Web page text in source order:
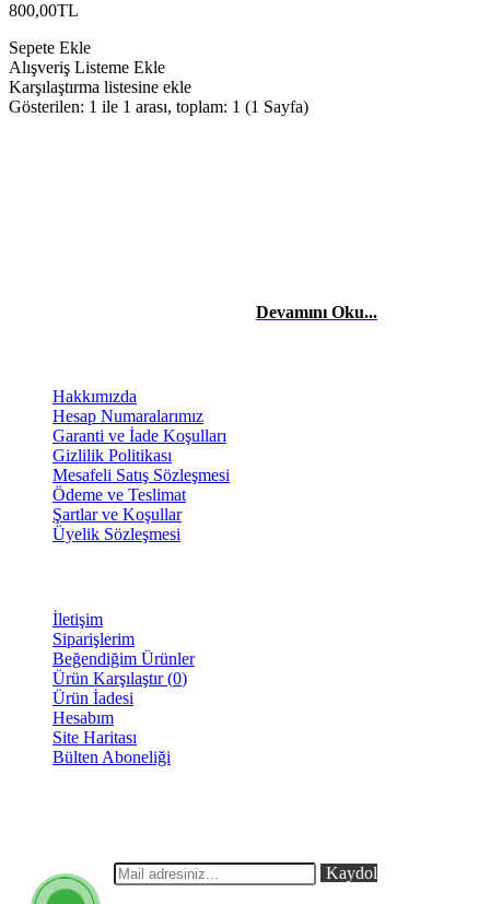
800,00TL
Sepete Ekle
Alışveriş Listeme Ekle
Karşılaştırma listesine ekle
Gösterilen: 1 ile 1 arası, toplam: 1 (1 Sayfa)
Devamını Oku...
Hakkımızda
Hesap Numaralarımız
Garanti ve İade Koşulları
Gizlilik Politikası
Mesafeli Satış Sözleşmesi
Ödeme ve Teslimat
Şartlar ve Koşullar
Üyelik Sözleşmesi
İletişim
Siparişlerim
Beğendiğim Ürünler
Ürün Karşılaştır (0)
Ürün İadesi
Hesabım
Site Haritası
Bülten Aboneliği
olabilirsiniz.
Kaydol